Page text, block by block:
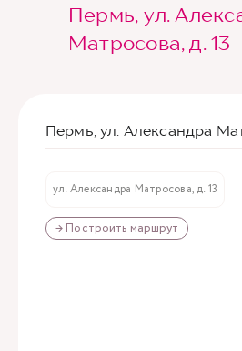
Пермь, ул.
Матросова, д. 13
Пермь, ул. Александра
ул. Александра Матросова, д. 13
→ Построить маршрут